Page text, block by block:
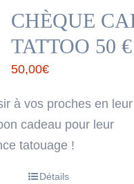
CHÈQUE
TATTOO 50 €
50,00€
à vos proches en leur
cadeau pour leur
tatouage !
Détails